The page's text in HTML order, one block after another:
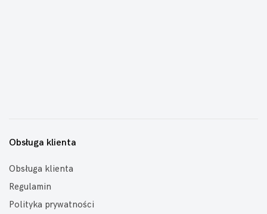
Obsługa klienta
Obsługa klienta
Regulamin
Polityka prywatności